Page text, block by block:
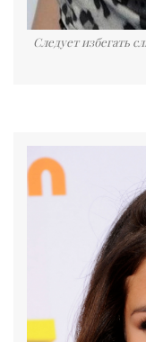
Следует избегать